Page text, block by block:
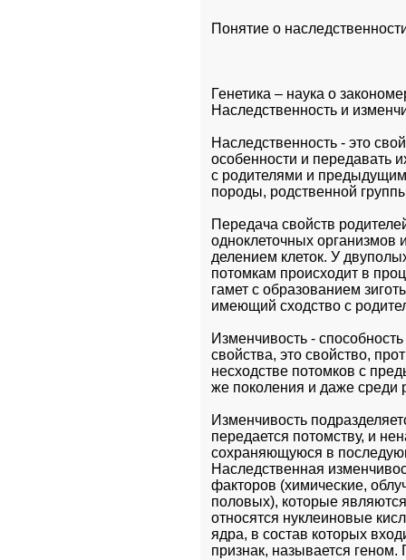
Понятие о
Генетика – наука о
Наследственность и
Наследственность - это
особенности и передавать
с родителями и
породы, родственной
Передача свойств
одноклеточных организмов
делением клеток. У
потомкам происходит в
гамет с образованием
имеющий сходство с
Изменчивость -
свойства, это свойство,
несходстве потомков с
же поколения и даже среди
Изменчивость
передается потомству, и
сохраняющуюся в
Наследственная
факторов (химические,
половых), которые
относятся нуклеиновые
ядра, в состав которых
признак, называется